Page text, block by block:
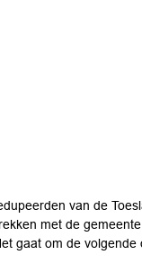
van de
met de
gaat om de volgende